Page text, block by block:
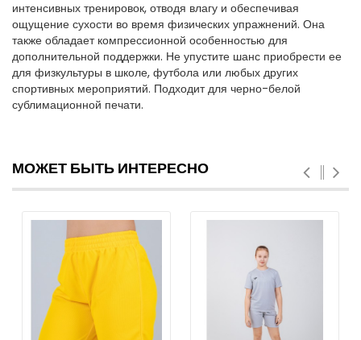
интенсивных тренировок, отводя влагу и обеспечивая
ощущение сухости во время физических упражнений. Она
также обладает компрессионной особенностью для
дополнительной поддержки. Не упустите шанс приобрести ее
для физкультуры в школе, футбола или любых других
спортивных мероприятий. Подходит для черно-белой
сублимационной печати.
МОЖЕТ БЫТЬ ИНТЕРЕСНО